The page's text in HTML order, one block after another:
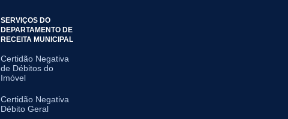
SERVIÇOS DO
DEPARTAMENTO DE
RECEITA MUNICIPAL
Certidão Negativa
de Débitos do
Imóvel
Certidão Negativa
Débito Geral